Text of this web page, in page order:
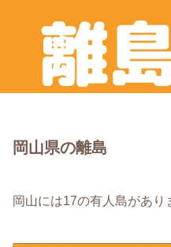
岡山県の離島
岡山には17の有人島があり